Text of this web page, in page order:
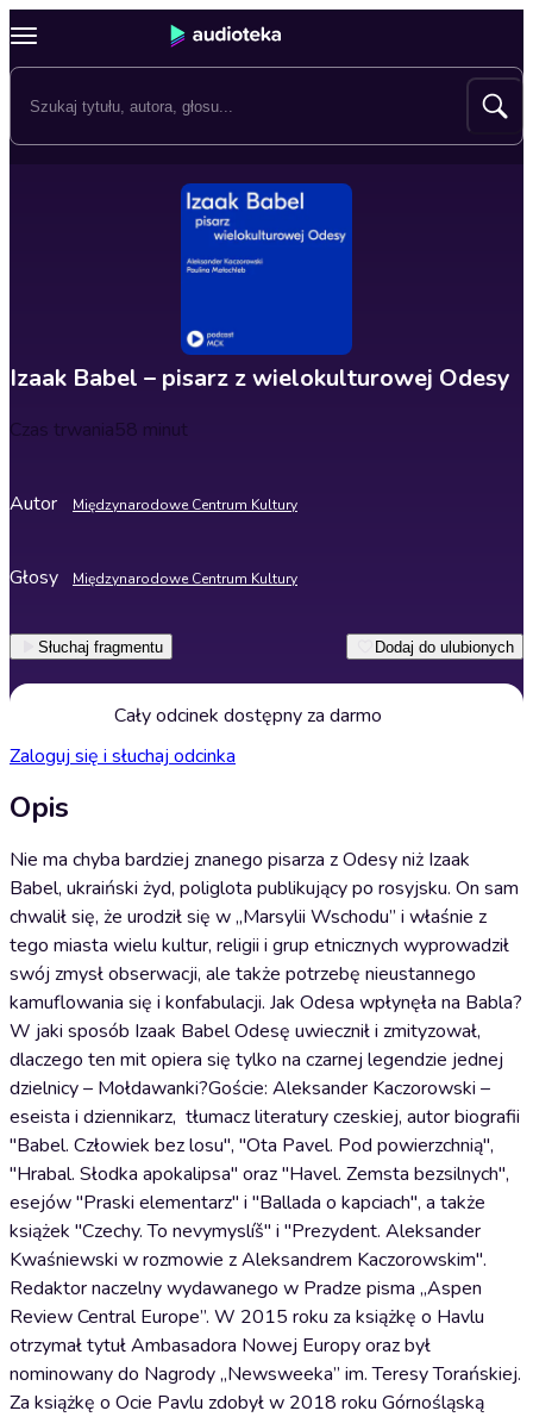
Izaak Babel – pisarz z wielokulturowej Odesy
Czas trwania58 minut
Autor Międzynarodowe Centrum Kultury
Głosy Międzynarodowe Centrum Kultury
Słuchaj fragmentu Dodaj do ulubionych
Cały odcinek dostępny za darmo
Zaloguj się i słuchaj odcinka
Opis
Nie ma chyba bardziej znanego pisarza z Odesy niż Izaak
Babel, ukraiński żyd, poliglota publikujący po rosyjsku. On sam
chwalił się, że urodził się w „Marsylii Wschodu” i właśnie z
tego miasta wielu kultur, religii i grup etnicznych wyprowadził
swój zmysł obserwacji, ale także potrzebę nieustannego
kamuflowania się i konfabulacji. Jak Odesa wpłynęła na Babla?
W jaki sposób Izaak Babel Odesę uwiecznił i zmityzował,
dlaczego ten mit opiera się tylko na czarnej legendzie jednej
dzielnicy – Mołdawanki?Goście: Aleksander Kaczorowski –
eseista i dziennikarz, tłumacz literatury czeskiej, autor biografii
"Babel. Człowiek bez losu", "Ota Pavel. Pod powierzchnią",
"Hrabal. Słodka apokalipsa" oraz "Havel. Zemsta bezsilnych",
esejów "Praski elementarz" i "Ballada o kapciach", a także
książek "Czechy. To nevymyslíš" i "Prezydent. Aleksander
Kwaśniewski w rozmowie z Aleksandrem Kaczorowskim".
Redaktor naczelny wydawanego w Pradze pisma „Aspen
Review Central Europe”. W 2015 roku za książkę o Havlu
otrzymał tytuł Ambasadora Nowej Europy oraz był
nominowany do Nagrody „Newsweeka” im. Teresy Torańskiej.
Za książkę o Ocie Pavlu zdobył w 2018 roku Górnośląską